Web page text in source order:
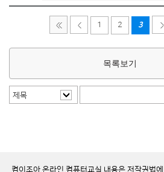
1 2 3
목록보기
제목
컴이조아 온라인 컴퓨터교실 내용은 저작권법